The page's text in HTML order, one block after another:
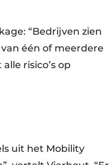
“Bedrijven zien
één of meerdere
risico’s op
uit het Mobility